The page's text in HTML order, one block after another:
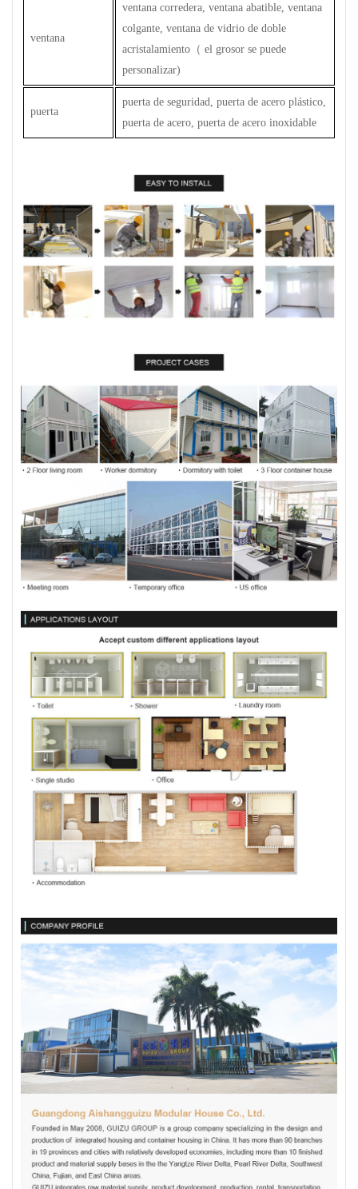
ventana
ventana corredera, ventana abatible, ventana
colgante, ventana de vidrio de doble
acristalamiento （ el grosor se puede
personalizar)
puerta
puerta de seguridad, puerta de acero plástico,
puerta de acero, puerta de acero inoxidable